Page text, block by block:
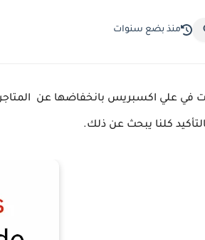
منذ بضع سنوات
في علي اكسبريس بانخفاضها عن
كلنا يبحث عن ذلك.